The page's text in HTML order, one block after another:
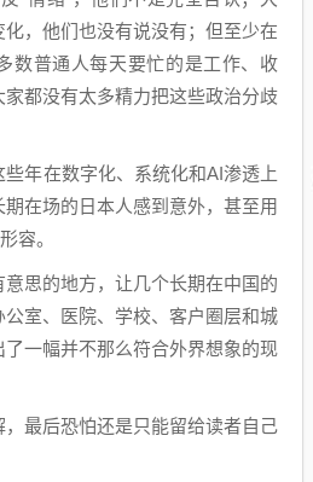
，他们也没有说没有；但至少在
数普通人每天要忙的是工作、收
家都没有太多精力把这些政治分歧
年在数字化、系统化和AI渗透上
在场的日本人感到意外，甚至用
容。
思的地方，让几个长期在中国的
公室、医院、学校、客户圈层和城
一幅并不那么符合外界想象的现
最后恐怕还是只能留给读者自己